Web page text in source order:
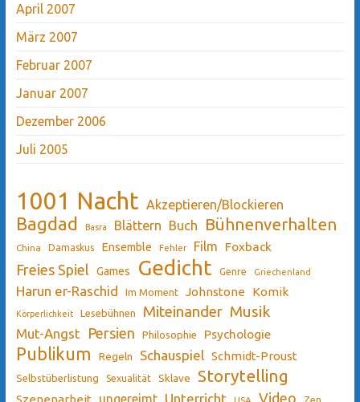
April 2007
März 2007
Februar 2007
Januar 2007
Dezember 2006
Juli 2005
1001 Nacht Akzeptieren/Blockieren
Bagdad Basra Blättern Buch Bühnenverhalten
China Damaskus Ensemble Fehler Film Foxback
Freies Spiel Games Gedicht Genre Griechenland
Harun er-Raschid Im Moment Johnstone Komik
Körperlichkeit Lesebühnen Miteinander Musik
Mut-Angst Persien Philosophie Psychologie
Publikum Regeln Schauspiel Schmidt-Proust
Selbstüberlistung Sexualität Sklave Storytelling
Szenenarbeit ungereimt Unterricht USA Video Zen